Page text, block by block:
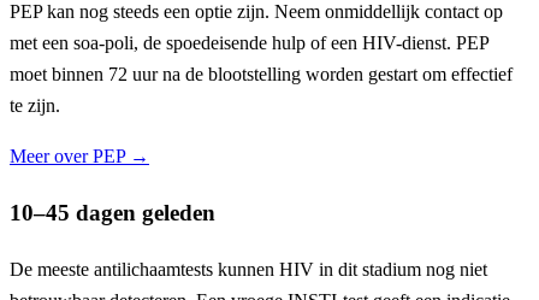
PEP kan nog steeds een optie zijn. Neem onmiddellijk contact op
met een soa-poli, de spoedeisende hulp of een HIV-dienst. PEP
moet binnen 72 uur na de blootstelling worden gestart om effectief
te zijn.
Meer over PEP →
10–45 dagen geleden
De meeste antilichaamtests kunnen HIV in dit stadium nog niet